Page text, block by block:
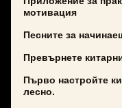
мотивация
Песните за
Превърнете
Първо настройте
лесно.